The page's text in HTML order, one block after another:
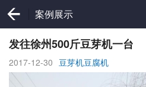
案例展示
发往徐州500斤豆芽机一台
2017-12-30 豆芽机豆腐机